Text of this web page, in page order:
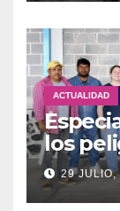
ACTUALIDAD
los
29 JULIO,